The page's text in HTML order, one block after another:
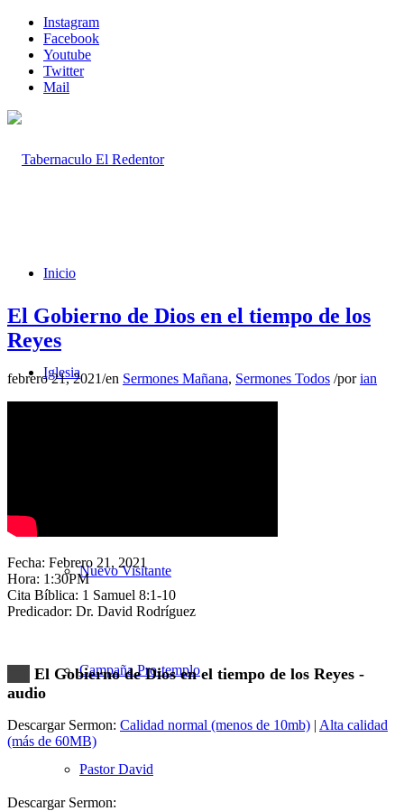
Instagram
Facebook
Youtube
Twitter
Mail
Inicio
Iglesia
Nuevo Visitante
Campaña Pro-templo
Pastor David
El Gobierno de Dios en el tiempo de los
Reyes
febrero 21, 2021/en Sermones Mañana, Sermones Todos /porian
Fecha: Febrero 21, 2021
Hora: 1:30PM
Cita Bíblica: 1 Samuel 8:1-10
Predicador: Dr. David Rodríguez
El Gobierno de Dios en el tiempo de los Reyes -
audio
Descargar Sermon: Calidad normal (menos de 10mb) | Alta calidad
(más de 60MB)
Descargar Sermon: